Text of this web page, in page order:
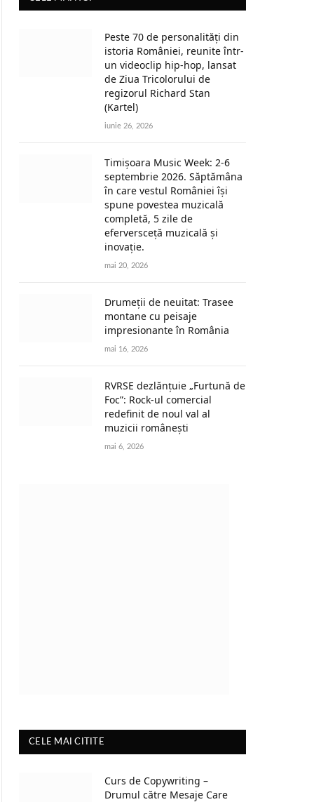
Peste 70 de personalități din
istoria României, reunite într-
un videoclip hip-hop, lansat
de Ziua Tricolorului de
regizorul Richard Stan
(Kartel)
iunie 26, 2026
Timișoara Music Week: 2-6
septembrie 2026. Săptămâna
în care vestul României își
spune povestea muzicală
completă, 5 zile de
eferversceță muzicală și
inovație.
mai 20, 2026
Drumeții de neuitat: Trasee
montane cu peisaje
impresionante în România
mai 16, 2026
RVRSE dezlănțuie „Furtună de
Foc”: Rock-ul comercial
redefinit de noul val al
muzicii românești
mai 6, 2026
CELE MAI CITITE
Curs de Copywriting –
Drumul către Mesaje Care